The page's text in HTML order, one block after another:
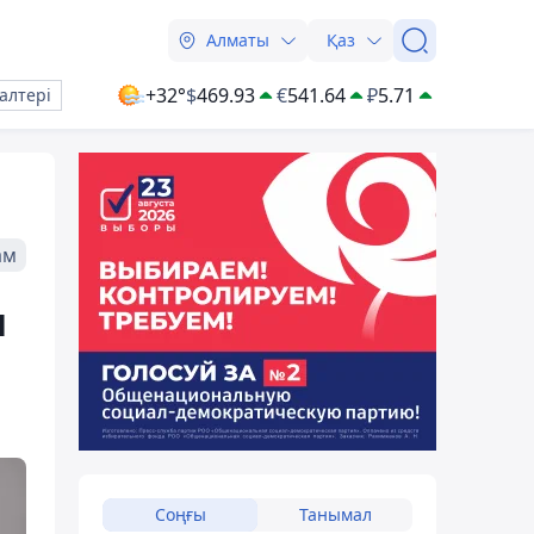
Алматы Қаз
+32°$469.93 €541.64 ₽5.71
Соңғы Танымал